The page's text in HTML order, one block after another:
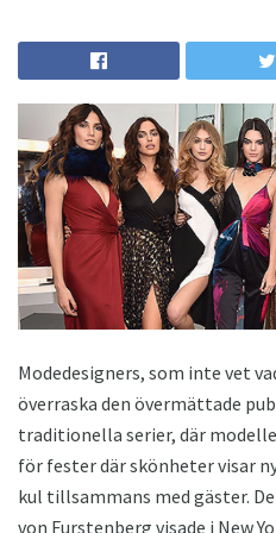
Modedesigners, som inte vet
överraska den övermättade
traditionella serier, där
för fester där skönheter visar
kul tillsammans med gäster.
von Furstenberg visade i New